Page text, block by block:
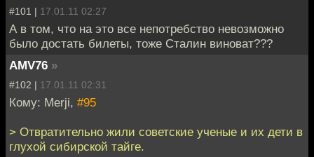
#101 | 17.01.11 02:27
А в том, что на это все непотребство невозможно
было достать билеты, тоже Сталин виноват???
AMV76 »
#102 | 17.01.11 02:31
Кому: Merji, #95
> Отвратительно жили советские ученые и их дети в
глухой сибирской тайге.